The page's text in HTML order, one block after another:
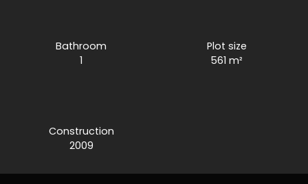
Bathroom
1
Plot size
561m²
Construction
2009